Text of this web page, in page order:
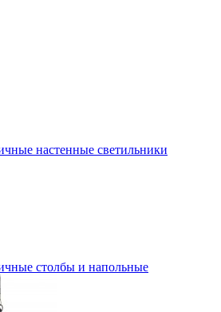
настенные светильники
столбы и напольные